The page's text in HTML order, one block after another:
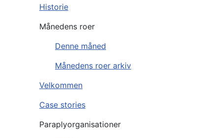
Historie
Månedens roer
Denne måned
Månedens roer arkiv
Velkommen
Case stories
Paraplyorganisationer